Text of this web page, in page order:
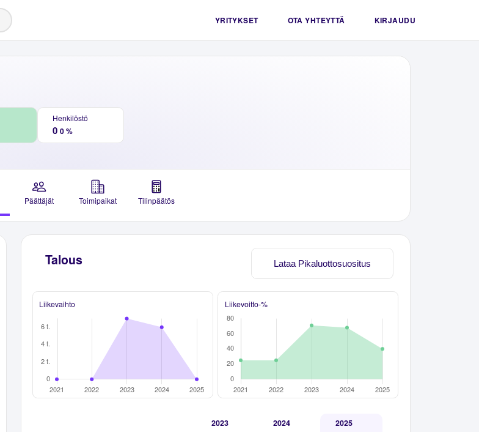
YRITYKSET OTA YHTEYTTÄ KIRJAUDU
Henkilöstö
0 0 %
Päättäjät Toimipaikat Tilinpäätös
Lataa Pikaluottosuositus
Talous
Liikevaihto Liikevoitto-%
2023 2024
2025